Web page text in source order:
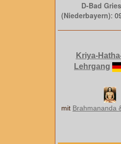
D-Bad
(Niederbayern):
Kriya-
Lehrgang
mit Brahmananda